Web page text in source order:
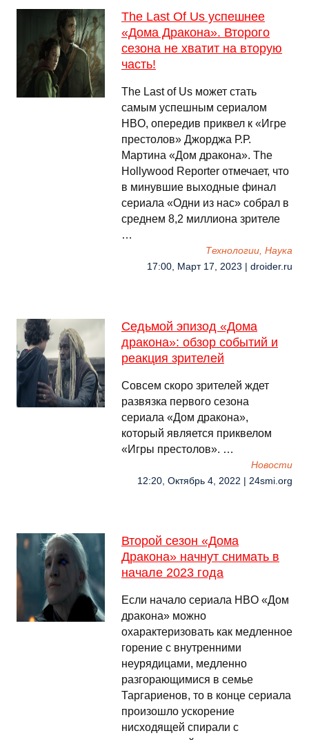
The Last Of Us успешнее
«Дома Дракона». Второго
сезона не хватит на вторую
часть!
The Last of Us может стать
самым успешным сериалом
HBO, опередив приквел к «Игре
престолов» Джорджа Р.Р.
Мартина «Дом дракона». The
Hollywood Reporter отмечает, что
в минувшие выходные финал
сериала «Одни из нас» собрал в
среднем 8,2 миллиона зрителе
…
Технологии, Наука
17:00, Март 17, 2023 | droider.ru
Седьмой эпизод «Дома
дракона»: обзор событий и
реакция зрителей
Совсем скоро зрителей ждет
развязка первого сезона
сериала «Дом дракона»,
который является приквелом
«Игры престолов». …
Новости
12:20, Октябрь 4, 2022 | 24smi.org
Второй сезон «Дома
Дракона» начнут снимать в
начале 2023 года
Если начало сериала HBO «Дом
дракона» можно
охарактеризовать как медленное
горение с внутренними
неурядицами, медленно
разгорающимися в семье
Таргариенов, то в конце сериала
произошло ускорение
нисходящей спирали с